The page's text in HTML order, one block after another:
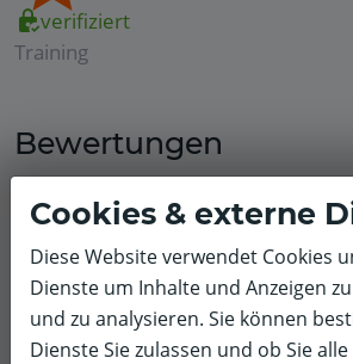
verifiziert
Training
Bewertungen
Alle Leistungen
Mit 4 Sternen bewertet
Gisela G. Training
Cookies & externe
Diese Website verwendet Cookies
Dienste um Inhalte und Anzeigen
und zu analysieren. Sie können
Dienste Sie zulassen und ob Sie alle